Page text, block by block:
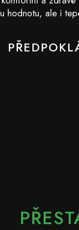
hodnotu, ale i